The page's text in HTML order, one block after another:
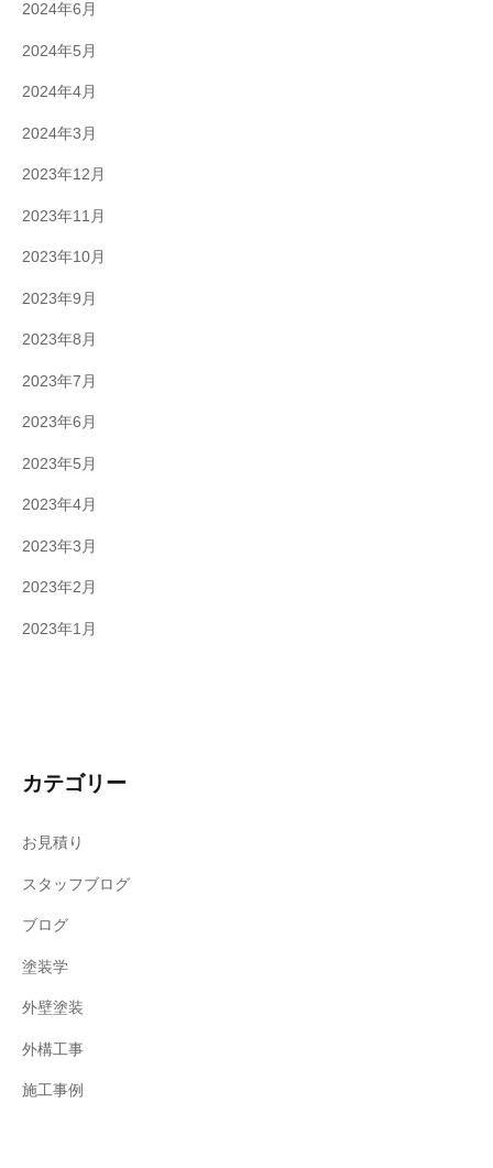
2024年6月
2024年5月
2024年4月
2024年3月
2023年12月
2023年11月
2023年10月
2023年9月
2023年8月
2023年7月
2023年6月
2023年5月
2023年4月
2023年3月
2023年2月
2023年1月
カテゴリー
お見積り
スタッフブログ
ブログ
塗装学
外壁塗装
外構工事
施工事例